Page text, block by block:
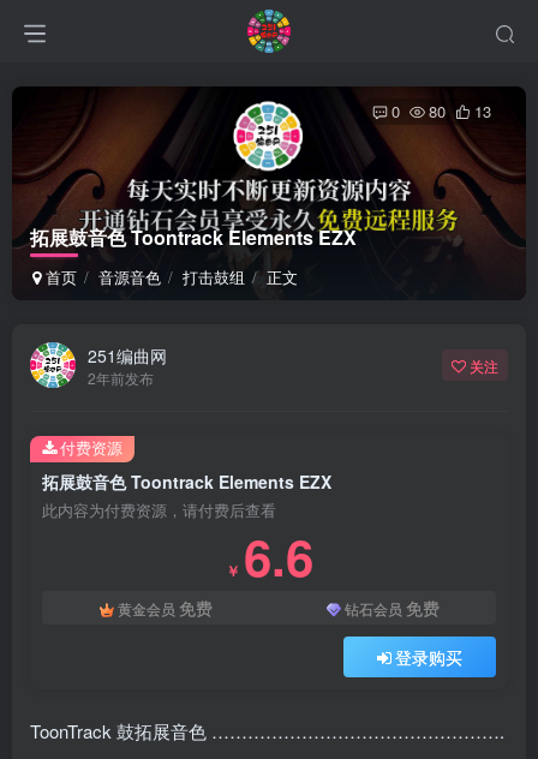
拓展鼓音色 Toontrack Elements EZX
首页 音源音色 打击鼓组 正文
0 80 13
251编曲网
2年前发布
关注
拓展鼓音色 Toontrack Elements EZX
此内容为付费资源，请付费后查看
￥ 6.6
黄金会员 免费 钻石会员 免费
登录购买
付费资源
ToonTrack 鼓拓展音色 ………………………………………….